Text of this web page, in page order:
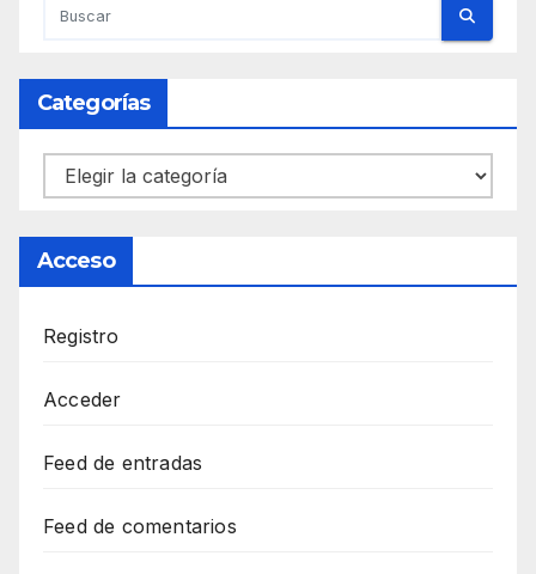
Categorías
Categorías
Acceso
Registro
Acceder
Feed de entradas
Feed de comentarios